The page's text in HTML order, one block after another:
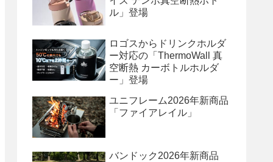
ル」登場
ロゴスからドリンクホルダ
ー対応の「ThermoWall 真
空断熱 カーボトルホルダ
ー」登場
ユニフレーム2026年新商品
「ファイアレイル」
バンドック2026年新商品